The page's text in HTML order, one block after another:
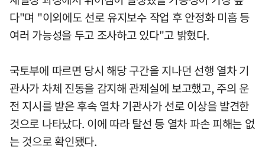
다"며 "이외에도 선로 유지보수 작업 후 안정화 미흡 등
여러 가능성을 두고 조사하고 있다"고 밝혔다.
국토부에 따르면 당시 해당 구간을 지나던 선행 열차 기
관사가 차체 진동을 감지해 관제실에 보고했고, 주의 운
전 지시를 받은 후속 열차 기관사가 선로 이상을 발견한
것으로 나타났다. 이에 따라 탈선 등 열차 파손 피해는 없
는 것으로 확인됐다.